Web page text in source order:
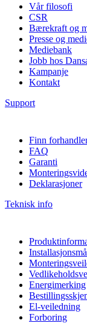
Vår filosofi
CSR
Bærekraft og
Presse og
Mediebank
Jobb hos
Kampanje
Kontakt
Support
Finn
FAQ
Garanti
Deklarasjoner
Teknisk info
Energimerking
El-veiledning
Forboring